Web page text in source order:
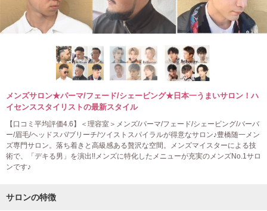
メンズサロン★パーマ/フェード/シェービング★日本一うまいサロン！ハ
イセンススタイリストの最新スタイル
【口コミ平均評価4.6】＜理容室＞メンズ/パーマ/フェード/シェービング/バーバ
ー/眉毛/ヘッドスパ/ブリーチ/ツイストスパイラルが得意なサロン♪豊橋随一メン
ズ専門サロン。落ち着きと高級感ある贅沢な空間。メンズマイスターによる技
術で、「デキる男」を演出!!メンズに特化したメニューが充実のメンズNo.1サロ
ンです♪
サロンの特徴